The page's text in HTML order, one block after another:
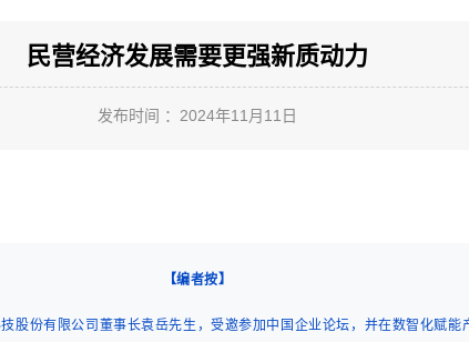
民营经济发展需要更强新质动力
发布时间 ：2024年11月11日
【编者按】
份有限公司董事长袁岳先生，受邀参加中国企业论坛，并在数智化赋